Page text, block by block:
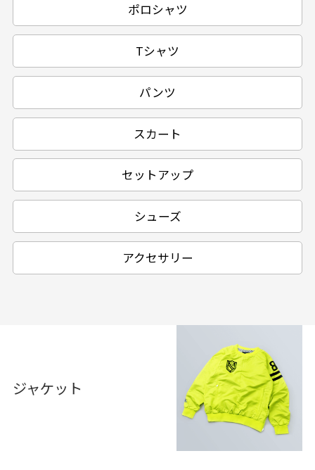
ポロシャツ
Tシャツ
パンツ
スカート
セットアップ
シューズ
アクセサリー
ジャケット